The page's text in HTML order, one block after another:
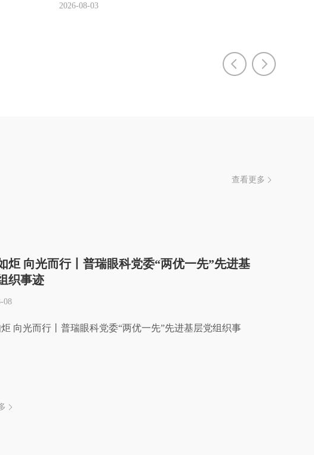
2026-08-03
查看更多
炬 向光而行丨普瑞眼科党委“两优一先”先进基
织事迹
08
向光而行丨普瑞眼科党委“两优一先”先进基层党组织事